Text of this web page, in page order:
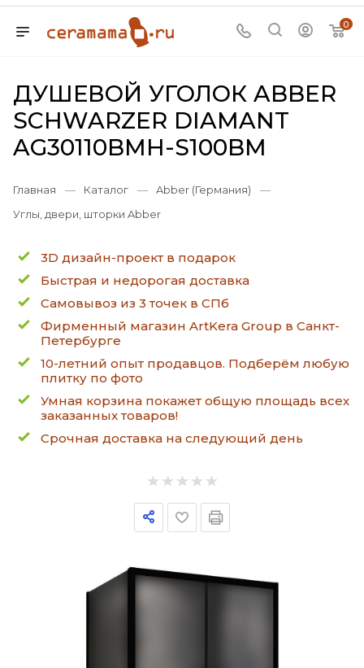
0
ДУШЕВОЙ УГОЛОК ABBER
SCHWARZER DIAMANT
AG30110BMH-S100BM
Главная — Каталог — Abber (Германия)
—
Углы, двери, шторки Abber
3D дизайн-проект в подарок
Быстрая и недорогая доставка
Самовывоз из 3 точек в СПб
Фирменный магазин ArtKera Group в Санкт-
Петербурге
10-летний опыт продавцов. Подберём любую
плитку по фото
Умная корзина покажет общую площадь всех
заказанных товаров!
Срочная доставка на следующий день